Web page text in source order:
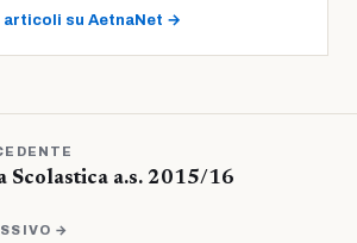
articoli su AetnaNet →
Scolastica a.s. 2015/16
→